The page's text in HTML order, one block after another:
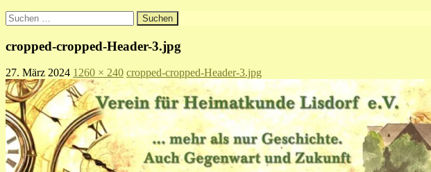
Suchen
nach:
cropped-cropped-Header-3.jpg
27. März 2024 1260 × 240 cropped-cropped-Header-3.jpg